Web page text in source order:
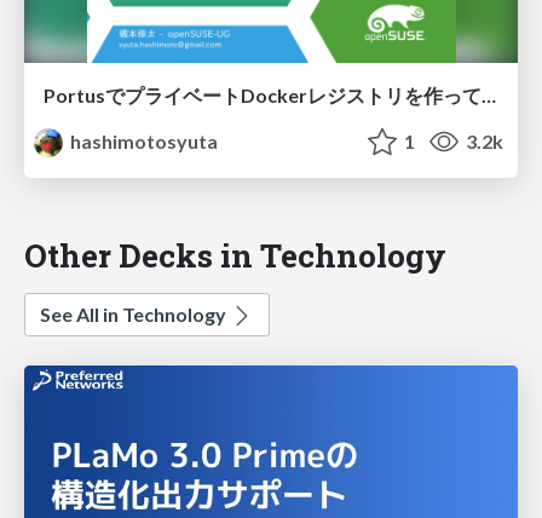
PortusでプライベートDockerレジストリを作ってみよう
hashimotosyuta
1 3.2k
Other Decks in Technology
See All in Technology